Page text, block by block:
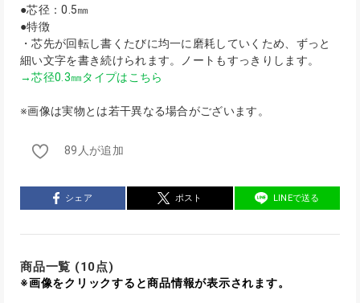
●芯径：0.5㎜
●特徴
・芯先が回転し書くたびに均一に磨耗していくため、ずっと
細い文字を書き続けられます。ノートもすっきりします。
→芯径0.3㎜タイプはこちら
※画像は実物とは若干異なる場合がございます。
89人が追加
シェア ポスト LINEで送る
商品一覧 (10点)
※画像をクリックすると商品情報が表示されます。